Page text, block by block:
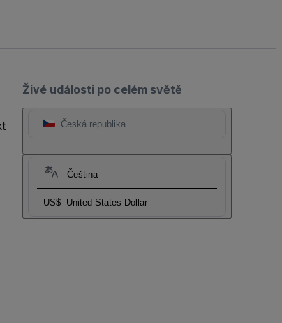
Živé události po celém světě
Česká republika
Čeština
US$ United States Dollar